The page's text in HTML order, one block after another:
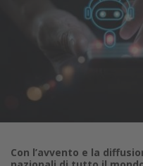
Con l’avvento e la